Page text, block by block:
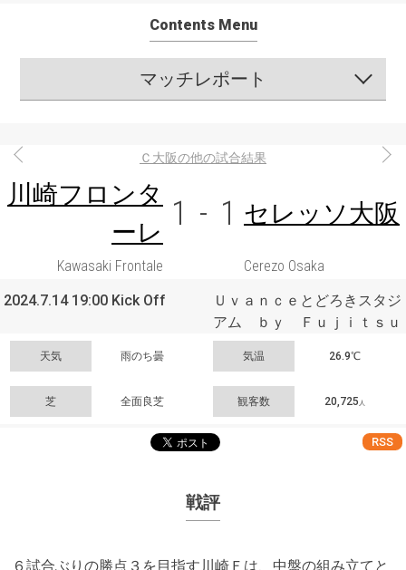
Contents Menu
マッチレポート
Ｃ大阪の他の試合結果
川崎フロンタ
ーレ 1 - 1 セレッソ大阪
Kawasaki Frontale
Cerezo Osaka
2024.7.14 19:00 Kick Off
Ｕｖａｎｃｅとどろきスタジ
アム ｂｙ Ｆｕｊｉｔｓｕ
天気 雨のち曇 気温 26.9℃
芝 全面良芝 観客数 20,725 人
RSS
戦評
６試合ぶりの勝点３を目指す川崎Ｆは、中盤の組み立てと